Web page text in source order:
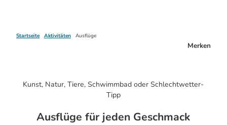
Startseite Aktivitäten Ausflüge
Merken
Kunst, Natur, Tiere, Schwimmbad oder Schlechtwetter-
Tipp
Ausflüge für jeden Geschmack